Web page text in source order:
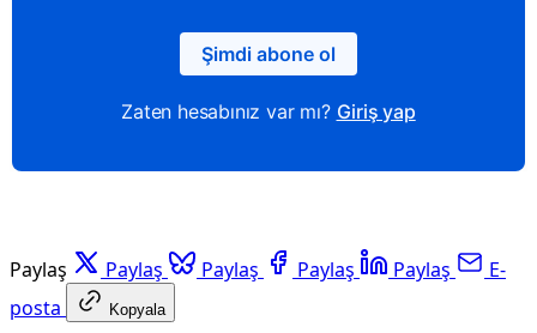
Şimdi abone ol
Zaten hesabınız var mı? Giriş yap
Paylaş Paylaş Paylaş Paylaş Paylaş
E-
posta
Kopyala